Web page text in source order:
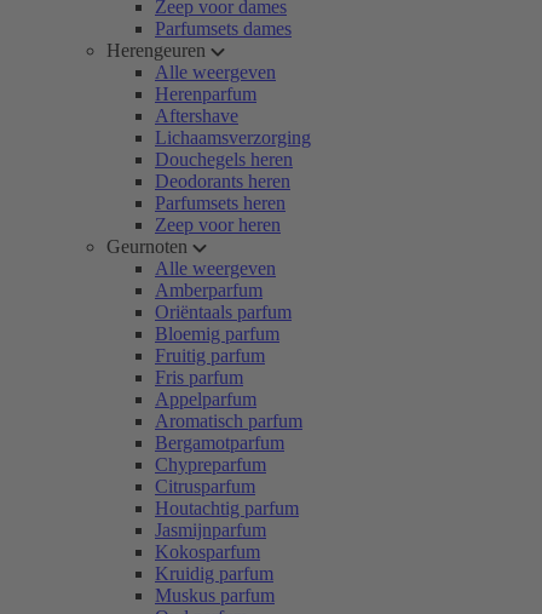
Zeep voor dames
Parfumsets dames
Herengeuren
Alle weergeven
Herenparfum
Aftershave
Lichaamsverzorging
Douchegels heren
Deodorants heren
Parfumsets heren
Zeep voor heren
Geurnoten
Alle weergeven
Amberparfum
Oriëntaals parfum
Bloemig parfum
Fruitig parfum
Fris parfum
Appelparfum
Aromatisch parfum
Bergamotparfum
Chypreparfum
Citrusparfum
Houtachtig parfum
Jasmijnparfum
Kokosparfum
Kruidig parfum
Muskus parfum